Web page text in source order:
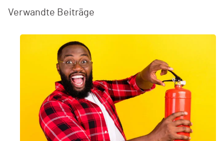
Verwandte Beiträge